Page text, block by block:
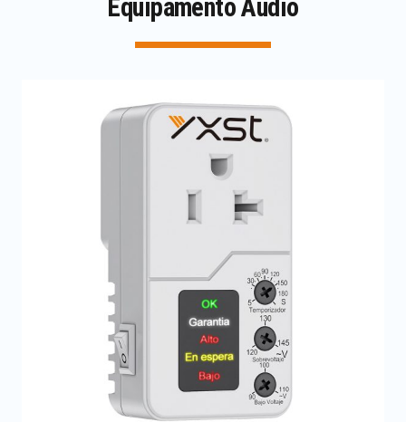
Equipamento Áudio